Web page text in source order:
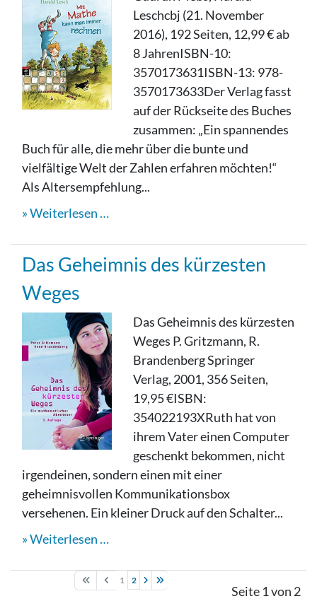
Leschcbj (21. November
2016), 192 Seiten, 12,99 € ab
8 JahrenISBN-10:
3570173631ISBN-13: 978-
3570173633Der Verlag fasst
auf der Rückseite des Buches
zusammen: „Ein spannendes
Buch für alle, die mehr über die bunte und
vielfältige Welt der Zahlen erfahren möchten!“
Als Altersempfehlung...
Weiterlesen …
Das Geheimnis des kürzesten
Weges
Das Geheimnis des kürzesten
Weges P. Gritzmann, R.
Brandenberg Springer
Verlag, 2001, 356 Seiten,
19,95 €ISBN:
354022193XRuth hat von
ihrem Vater einen Computer
geschenkt bekommen, nicht
irgendeinen, sondern einen mit einer
geheimnisvollen Kommunikationsbox
versehenen. Ein kleiner Druck auf den Schalter...
Weiterlesen …
Seite 1 von 2
1 2